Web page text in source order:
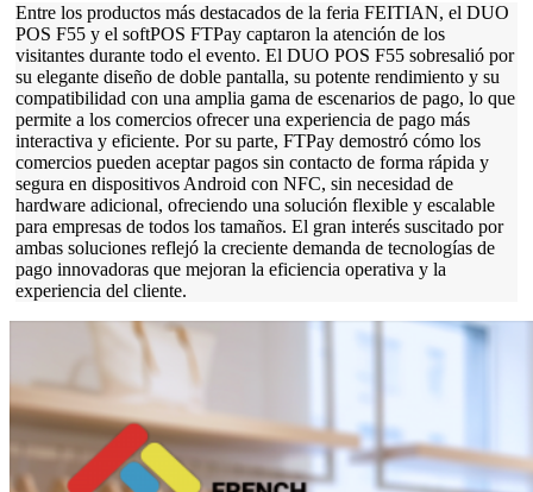
Entre los productos más destacados de la feria FEITIAN, el DUO
POS F55 y el softPOS FTPay captaron la atención de los
visitantes durante todo el evento. El DUO POS F55 sobresalió por
su elegante diseño de doble pantalla, su potente rendimiento y su
compatibilidad con una amplia gama de escenarios de pago, lo que
permite a los comercios ofrecer una experiencia de pago más
interactiva y eficiente. Por su parte, FTPay demostró cómo los
comercios pueden aceptar pagos sin contacto de forma rápida y
segura en dispositivos Android con NFC, sin necesidad de
hardware adicional, ofreciendo una solución flexible y escalable
para empresas de todos los tamaños. El gran interés suscitado por
ambas soluciones reflejó la creciente demanda de tecnologías de
pago innovadoras que mejoran la eficiencia operativa y la
experiencia del cliente.